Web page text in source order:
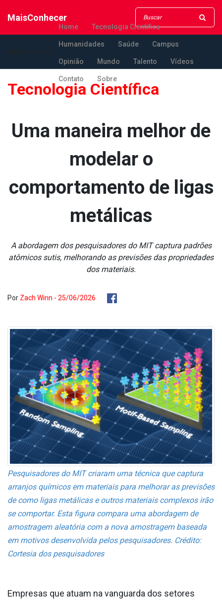
MaisConhecer
Home Tecnologia Científica
Humanidades Saúde Campus
Opinião Mundo Talento Vídeos
Contato Sobre
Tecnologia Científica
Uma maneira melhor de
modelar o
comportamento de ligas
metálicas
A abordagem dos pesquisadores do MIT captura padrões
atômicos sutis, melhorando as previsões das propriedades
dos materiais.
Por Zach Winn - 25/06/2026
Pesquisadores do MIT criaram uma técnica que captura
arranjos químicos em materiais para melhorar as previsões
de como ligas metálicas e outros materiais complexos irão
se comportar. Esta figura compara uma abordagem de
amostragem aleatória com a nova amostragem baseada
em motivos desenvolvida pelos pesquisadores. Crédito:
Cortesia dos pesquisadores
Empresas que atuam na vanguarda dos setores